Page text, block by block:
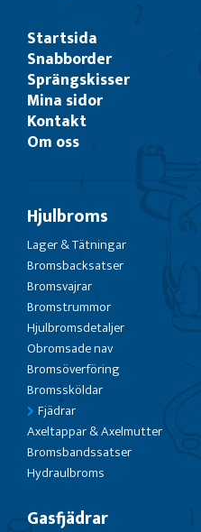
Startsida
Snabborder
Sprängskisser
Mina sidor
Kontakt
Om oss
Hjulbroms
Lager & Tätningar
Bromsbacksatser
Bromsvajrar
Bromstrummor
Hjulbromsdetaljer
Obromsade nav
Bromsöverföring
Bromssköldar
Fjädrar
Axeltappar & Axelmutter
Bromsbandssatser
Hydraulbroms
Gasfjädrar